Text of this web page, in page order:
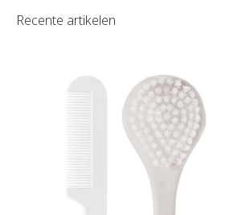
Recente artikelen